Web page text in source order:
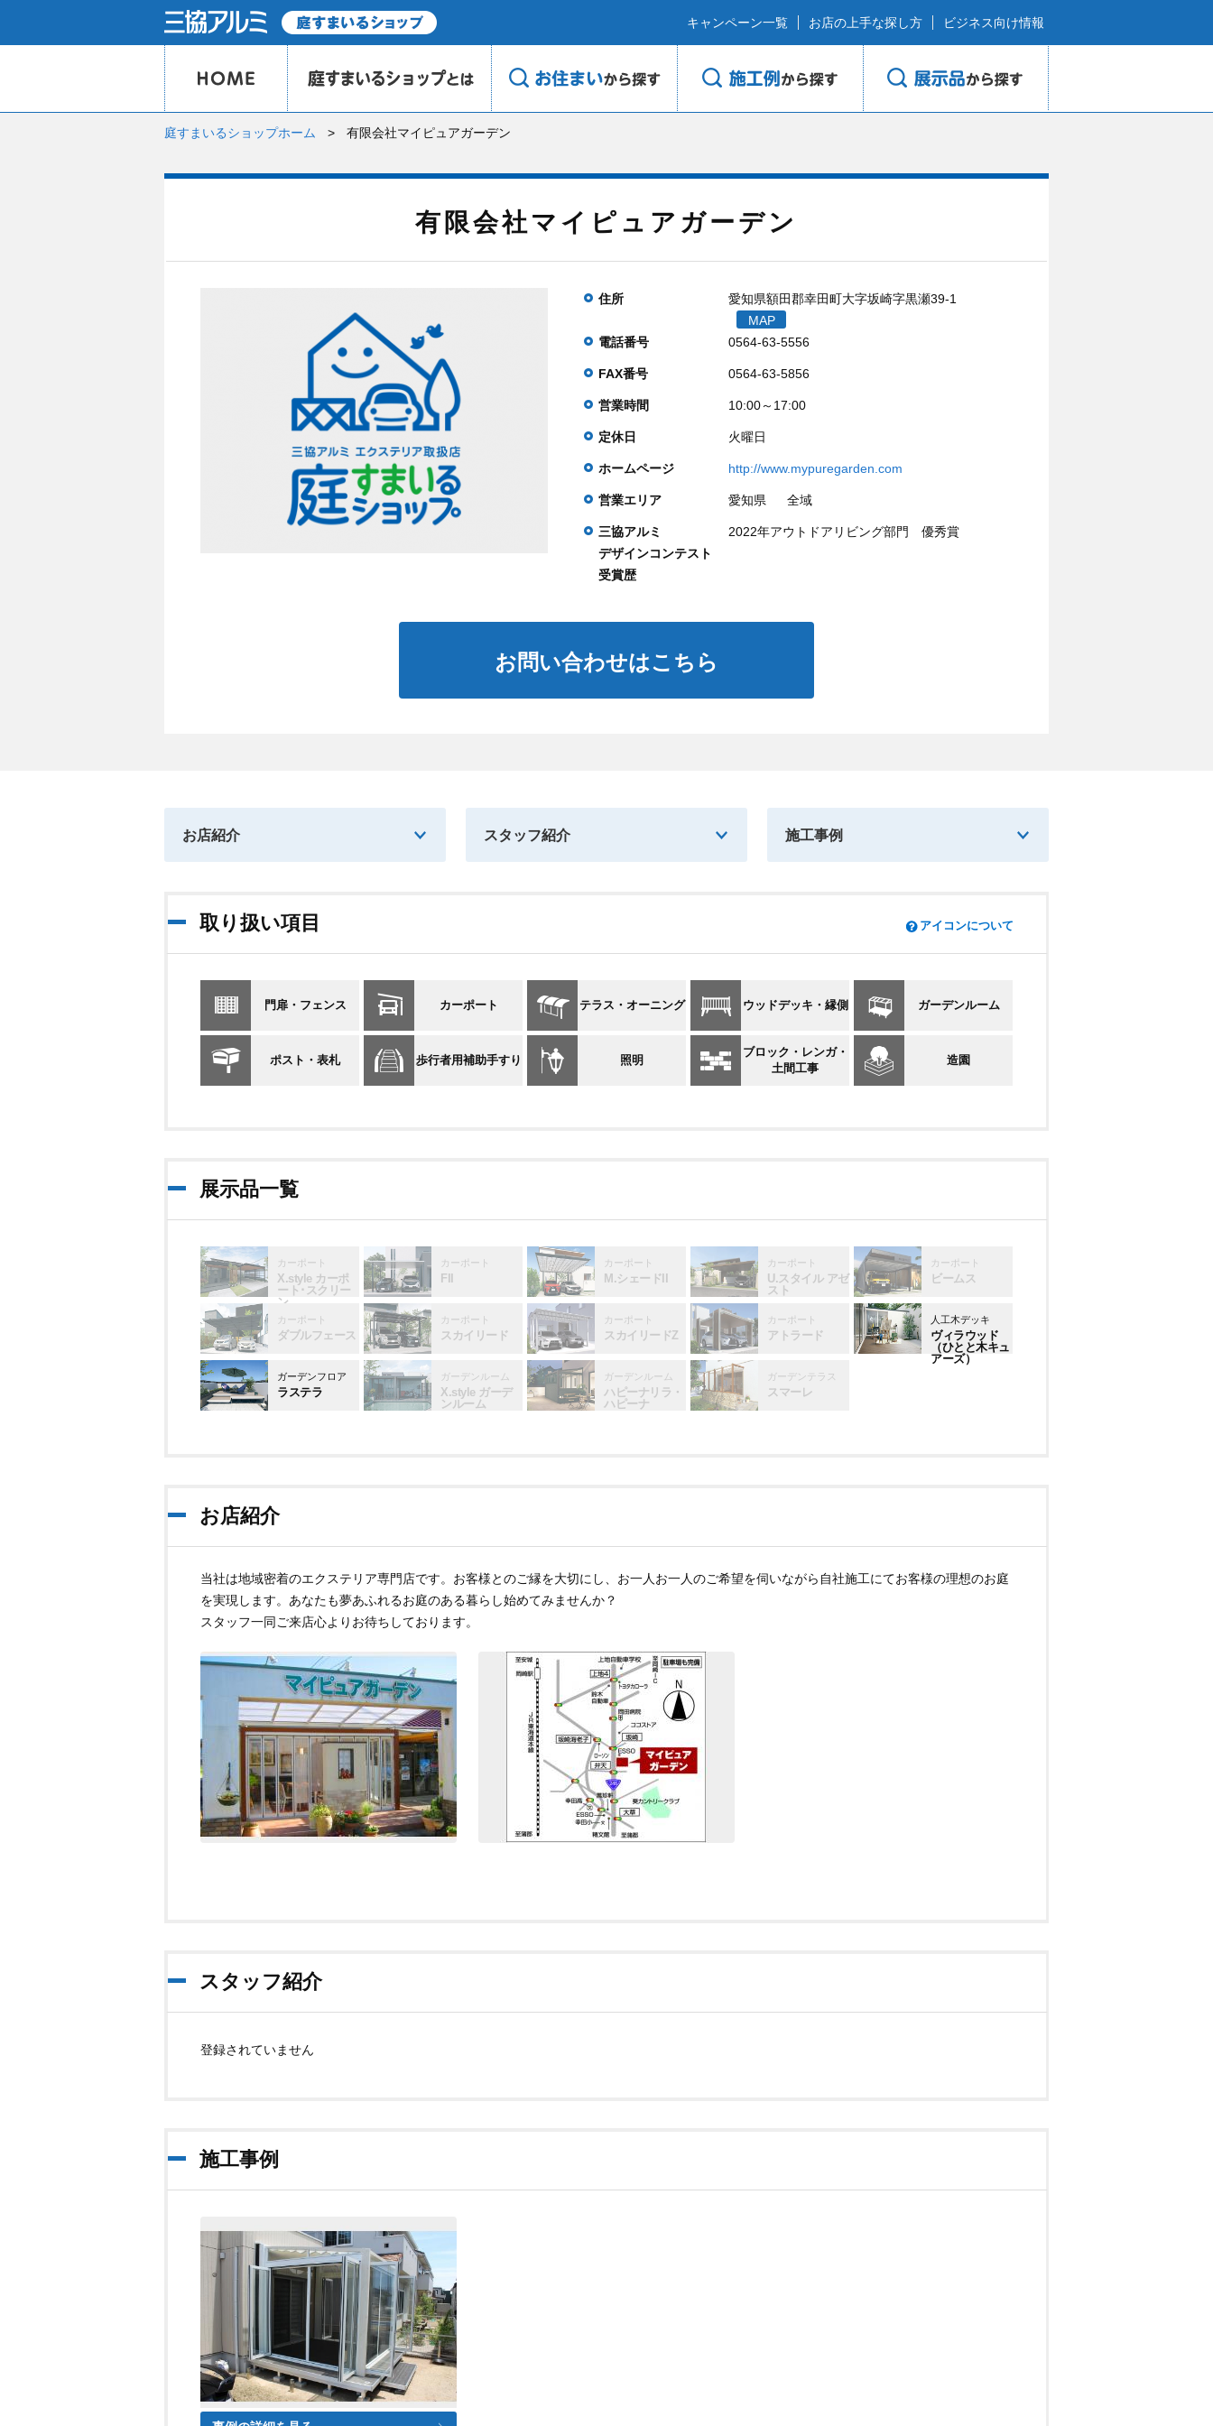
キャンペーン一覧 お店の上手な探し方 ビジネス向け情報
庭すまいるショップホーム 有限会社マイピュアガーデン
有限会社マイピュアガーデン
住所
愛知県額田郡幸田町大字坂崎字黒瀬39-1
MAP
電話番号
0564-63-5556
FAX番号 0564-63-5856
営業時間 10:00～17:00
定休日 火曜日
ホームページ http://www.mypuregarden.com
営業エリア 愛知県 全域
三協アルミ
デザインコンテスト
受賞歴
2022年アウトドアリビング部門 優秀賞
お問い合わせはこちら
お店紹介 スタッフ紹介 施工事例
取り扱い項目 アイコンについて
門扉・フェンス カーポート テラス・オーニング ウッドデッキ・縁側 ガーデンルーム
ポスト・表札 歩行者用補助手すり 照明
ブロック・レンガ・
土間工事
造園
展示品一覧
カーポート
X.style カーポ
ート･スクリー
ン
カーポート
FII
カーポート
M.シェードII
カーポート
U.スタイル アゼ
スト
カーポート
ビームス
カーポート
ダブルフェース
カーポート
スカイリード
カーポート
スカイリードZ
カーポート
アトラード
人工木デッキ
ヴィラウッド
（ひとと木キュ
アーズ）
ガーデンフロア
ラステラ
ガーデンルーム
X.style ガーデ
ンルーム
ガーデンルーム
ハピーナリラ・
ハピーナ
ガーデンテラス
スマーレ
お店紹介
当社は地域密着のエクステリア専門店です。お客様とのご縁を大切にし、お一人お一人のご希望を伺いながら自社施工にてお客様の理想のお庭
を実現します。あなたも夢あふれるお庭のある暮らし始めてみませんか？
スタッフ一同ご来店心よりお待ちしております。
スタッフ紹介
登録されていません
施工事例